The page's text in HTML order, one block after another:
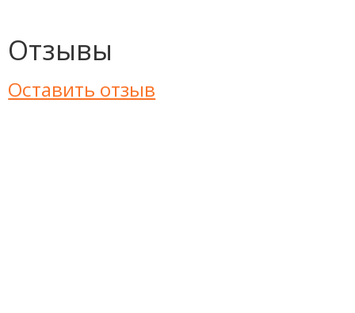
Отзывы
Оставить отзыв